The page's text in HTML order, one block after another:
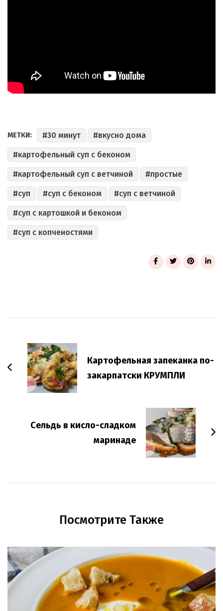
МЕТКИ: 30 минут вкусно дома
картофельный суп с беконом
картофельный суп с ветчиной простые
суп суп с беконом суп с ветчиной
суп с картошкой и беконом
суп с копченостями
Navigation
Картофельная запеканка по-
закарпатски КРУМПЛИ
Сельдь в кисло-сладком
маринаде
Посмотрите Также